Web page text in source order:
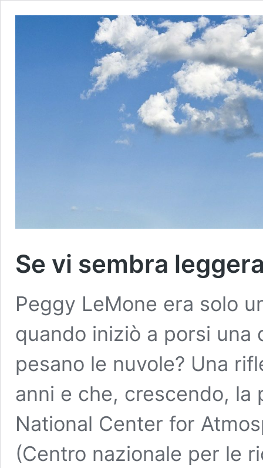
Se vi sembra
Peggy LeMone era solo
quando iniziò a porsi una
pesano le nuvole? Una
anni e che, crescendo,
National Center for
(Centro nazionale per le